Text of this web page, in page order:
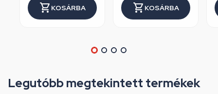
KOSÁRBA KOSÁRBA
Legutóbb megtekintett termékek